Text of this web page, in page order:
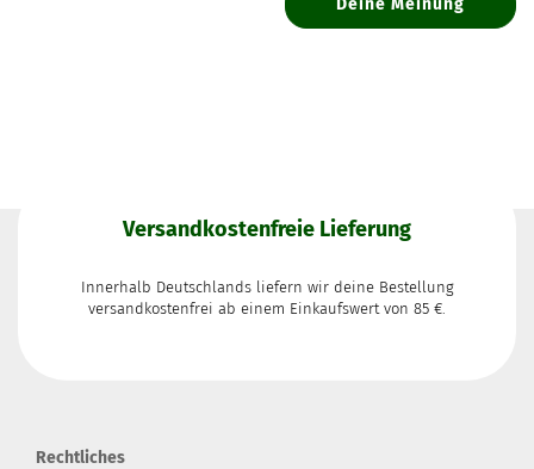
Deine Meinung
Versandkostenfreie Lieferung
Innerhalb Deutschlands liefern wir deine Bestellung
versandkostenfrei ab einem Einkaufswert von 85 €.
Rechtliches